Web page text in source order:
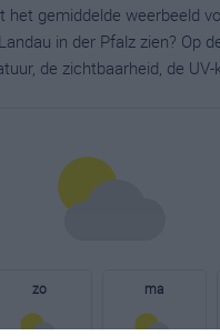
gemiddelde weerbeeld
in der Pfalz zien? Op
de zichtbaarheid, de
zo ma